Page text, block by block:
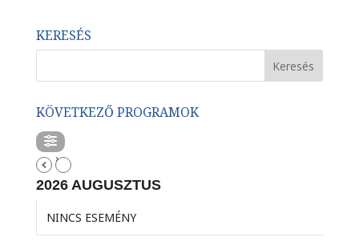
KERESÉS
KÖVETKEZŐ PROGRAMOK
2026 AUGUSZTUS
NINCS ESEMÉNY